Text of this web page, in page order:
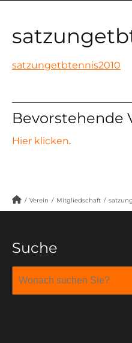
satzungetbtennis2010
Bevorstehende
Hier klicken.
/ Verein / Mitgliedschaft /
Suche